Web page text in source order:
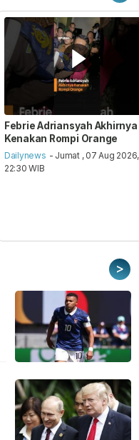
Febrie Adriansyah Akhirnya
Kenakan Rompi Orange
Dailynews - Jumat , 07 Aug 2026,
22:30 WIB
>